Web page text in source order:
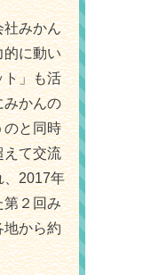
社みかん
的に動い
ト」も活
みかんの
のと同時
えて交流
、2017年
第２回み
地から約